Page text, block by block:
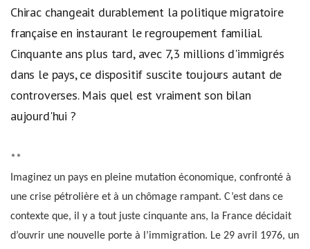
Chirac changeait durablement la politique migratoire
française en instaurant le regroupement familial.
Cinquante ans plus tard, avec 7,3 millions d'immigrés
dans le pays, ce dispositif suscite toujours autant de
controverses. Mais quel est vraiment son bilan
aujourd'hui ?
**
Imaginez un pays en pleine mutation économique, confronté à
une crise pétrolière et à un chômage rampant. C’est dans ce
contexte que, il y a tout juste cinquante ans, la France décidait
d’ouvrir une nouvelle porte à l’immigration. Le 29 avril 1976, un